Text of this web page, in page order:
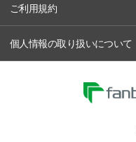
ご利用規約
個人情報の取り扱いについて